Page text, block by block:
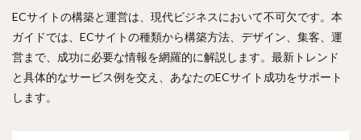
ECサイトの構築と運営は、現代ビジネスにおいて不可欠です。本
ガイドでは、ECサイトの種類から構築方法、デザイン、集客、運
営まで、成功に必要な情報を網羅的に解説します。最新トレンド
と具体的なサービス例を交え、あなたのECサイト成功をサポート
します。